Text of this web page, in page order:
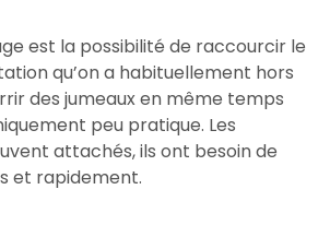
est la possibilité de raccourcir le
qu’on a habituellement hors
des jumeaux en même temps
peu pratique. Les
attachés, ils ont besoin de
et rapidement.